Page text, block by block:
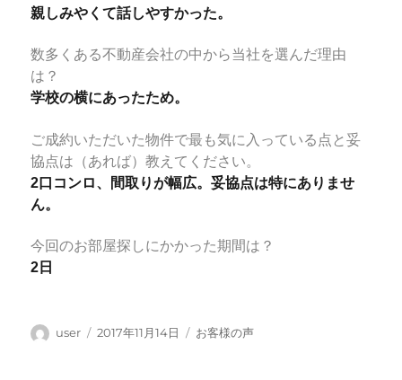
親しみやくて話しやすかった。
数多くある不動産会社の中から当社を選んだ理由
は？
学校の横にあったため。
ご成約いただいた物件で最も気に入っている点と妥
協点は（あれば）教えてください。
2口コンロ、間取りが幅広。妥協点は特にありませ
ん。
今回のお部屋探しにかかった期間は？
2日
投
user
投
2017年11月14日
カ
お客様の声